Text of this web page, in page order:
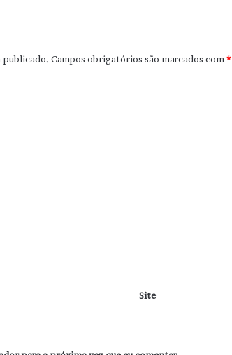
publicado. Campos obrigatórios são marcados com *
Site